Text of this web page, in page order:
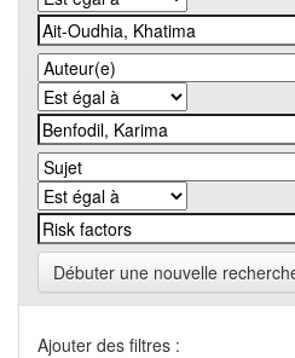
Débuter une nouvelle
Ajouter des filtres :